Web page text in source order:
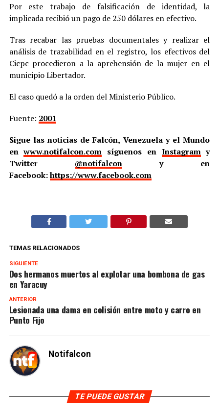
Por este trabajo de falsificación de identidad, la
implicada recibió un pago de 250 dólares en efectivo.
Tras recabar las pruebas documentales y realizar el
análisis de trazabilidad en el registro, los efectivos del
Cicpc procedieron a la aprehensión de la mujer en el
municipio Libertador.
El caso quedó a la orden del Ministerio Público.
Fuente: 2001
Sigue las noticias de Falcón, Venezuela y el Mundo
enwww.notifalcon.com síguenos en Instagramy
Twitter @notifalcony en
Facebook:https://www.facebook.com
TEMAS RELACIONADOS
SIGUIENTE
Dos hermanos muertos al explotar una bombona de gas
en Yaracuy
ANTERIOR
Lesionada una dama en colisión entre moto y carro en
Punto Fijo
Notifalcon
TE PUEDE GUSTAR